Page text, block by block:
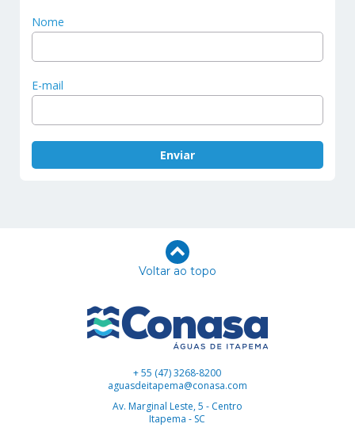
Nome
E-mail
Voltar ao topo
+ 55 (47) 3268-8200
aguasdeitapema@conasa.com
Av. Marginal Leste, 5 - Centro
Itapema - SC